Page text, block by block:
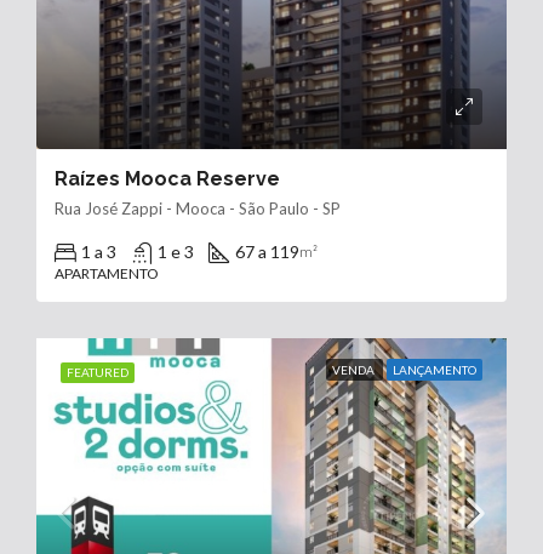
Raízes Mooca Reserve
Rua José Zappi - Mooca - São Paulo - SP
1 a 3 1 e 3 67 a 119m²
APARTAMENTO
FEATURED VENDA LANÇAMENTO